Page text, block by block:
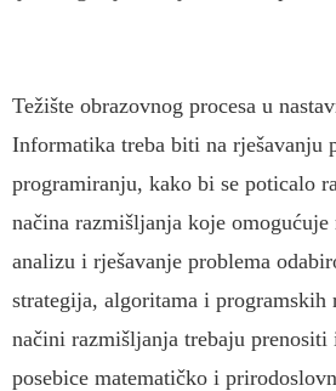
Težište obrazovnog procesa u
Informatika treba biti na rješavanju
programiranju, kako bi se poticalo
načina razmišljanja koje omogućuje
analizu i rješavanje problema
strategija, algoritama i programskih
načini razmišljanja trebaju prenositi
posebice matematičko i